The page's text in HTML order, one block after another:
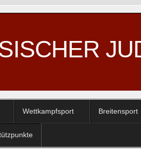
Wettkampfsport Breitensport